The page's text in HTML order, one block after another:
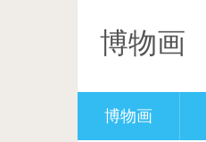
博物画
博物画